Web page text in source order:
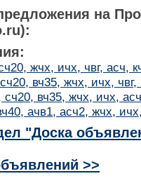
на
жчх, ичх, чвг, асч,
вч35, жчх, ичх, чвг,
вч35, жчх, ичх,
ачв1, асч2, жчх, ичх,
"Доска
>>